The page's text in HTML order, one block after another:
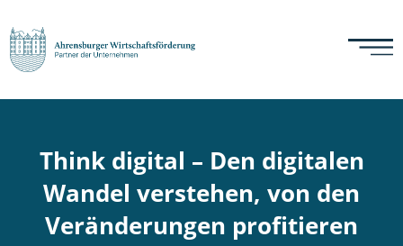
Think digital – Den digitalen
Wandel verstehen, von den
Veränderungen profitieren